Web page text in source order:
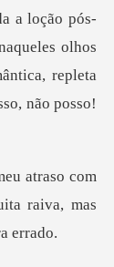
a loção pós-
olhos
com
raiva,